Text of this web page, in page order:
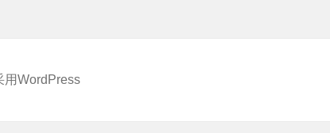
用WordPress